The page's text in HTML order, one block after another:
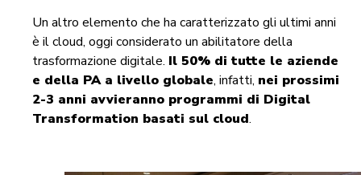
Un altro elemento che ha caratterizzato gli ultimi anni
è il cloud, oggi considerato un abilitatore della
trasformazione digitale. Il 50% di tutte le aziende
e della PA a livello globale, infatti, nei prossimi
2-3 anni avvieranno programmi di Digital
Transformation basati sul cloud.